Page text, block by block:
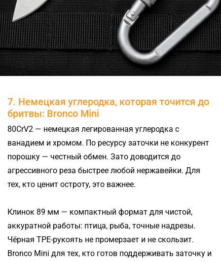
7. Немецкая углеродка, которая точится до
бритвы: Bronco Mini
80CrV2 — немецкая легированная углеродка с
ванадием и хромом. По ресурсу заточки не конкурент
порошку — честный обмен. Зато доводится до
агрессивного реза быстрее любой нержавейки. Для
тех, кто ценит остроту, это важнее.
Клинок 89 мм — компактный формат для чистой,
аккуратной работы: птица, рыба, точные надрезы.
Чёрная TPE-рукоять не промерзает и не скользит.
Bronco Mini для тех, кто готов поддерживать заточку и